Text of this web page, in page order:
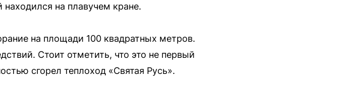
на плавучем кране.
на площади 100 квадратных метров.
Стоит отметить, что это не первый
сгорел теплоход «Святая Русь».